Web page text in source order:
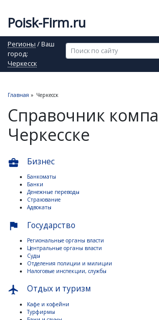
Poisk-Firm.ru
Регионы / Ваш
город:
Черкесск
Главная » Черкесск
Справочник
Черкесске
business_center Бизнес
Банкоматы
Банки
Денежные переводы
Страхование
Адвокаты
flag Государство
Региональные органы власти
Центральные органы власти
Суды
Отделения полиции и милиции
Налоговые инспекции, службы
flight Отдых и туризм
Кафе и кофейни
Турфирмы